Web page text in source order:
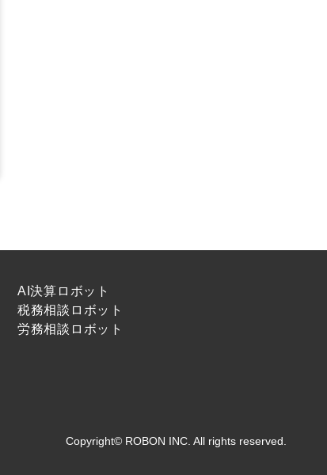
AI決算ロボット
税務相談ロボット
労務相談ロボット
Copyright© ROBON INC. All rights reserved.